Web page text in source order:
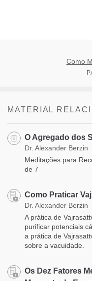
Como
MATERIAL
O Agregado dos
Dr. Alexander Berzin
Meditações para
de 7
Como Praticar
Dr. Alexander Berzin
A prática de
purificar potenciais
a prática de
sobre a vacuidade.
Os Dez Fatores